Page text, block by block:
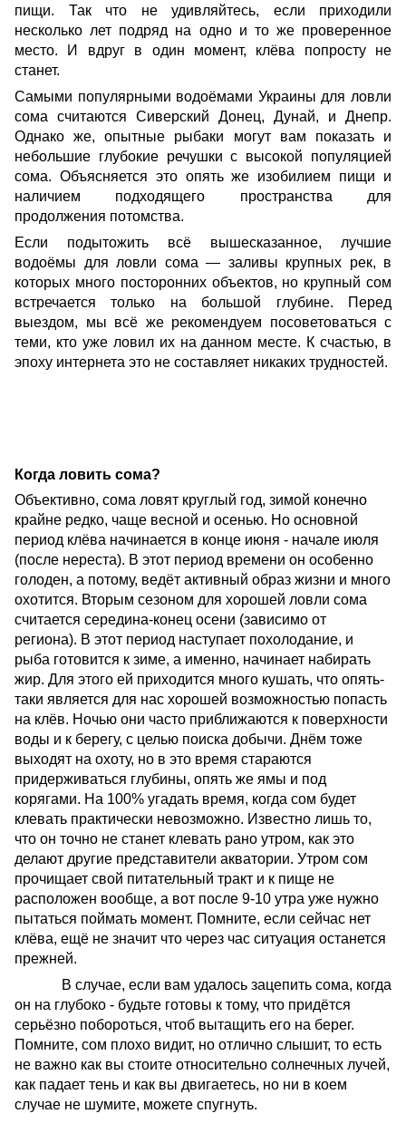
пищи. Так что не удивляйтесь, если приходили
несколько лет подряд на одно и то же проверенное
место. И вдруг в один момент, клёва попросту не
станет.
Самыми популярными водоёмами Украины для ловли
сома считаются Сиверский Донец, Дунай, и Днепр.
Однако же, опытные рыбаки могут вам показать и
небольшие глубокие речушки с высокой популяцией
сома. Объясняется это опять же изобилием пищи и
наличием подходящего пространства для
продолжения потомства.
Если подытожить всё вышесказанное, лучшие
водоёмы для ловли сома — заливы крупных рек, в
которых много посторонних объектов, но крупный сом
встречается только на большой глубине. Перед
выездом, мы всё же рекомендуем посоветоваться с
теми, кто уже ловил их на данном месте. К счастью, в
эпоху интернета это не составляет никаких трудностей.
Когда ловить сома?
Объективно, сома ловят круглый год, зимой конечно
крайне редко, чаще весной и осенью. Но основной
период клёва начинается в конце июня - начале июля
(после нереста). В этот период времени он особенно
голоден, а потому, ведёт активный образ жизни и много
охотится. Вторым сезоном для хорошей ловли сома
считается середина-конец осени (зависимо от
региона). В этот период наступает похолодание, и
рыба готовится к зиме, а именно, начинает набирать
жир. Для этого ей приходится много кушать, что опять-
таки является для нас хорошей возможностью попасть
на клёв. Ночью они часто приближаются к поверхности
воды и к берегу, с целью поиска добычи. Днём тоже
выходят на охоту, но в это время стараются
придерживаться глубины, опять же ямы и под
корягами. На 100% угадать время, когда сом будет
клевать практически невозможно. Известно лишь то,
что он точно не станет клевать рано утром, как это
делают другие представители акватории. Утром сом
прочищает свой питательный тракт и к пище не
расположен вообще, а вот после 9-10 утра уже нужно
пытаться поймать момент. Помните, если сейчас нет
клёва, ещё не значит что через час ситуация останется
прежней.
В случае, если вам удалось зацепить сома, когда
он на глубоко - будьте готовы к тому, что придётся
серьёзно побороться, чтоб вытащить его на берег.
Помните, сом плохо видит, но отлично слышит, то есть
не важно как вы стоите относительно солнечных лучей,
как падает тень и как вы двигаетесь, но ни в коем
случае не шумите, можете спугнуть.